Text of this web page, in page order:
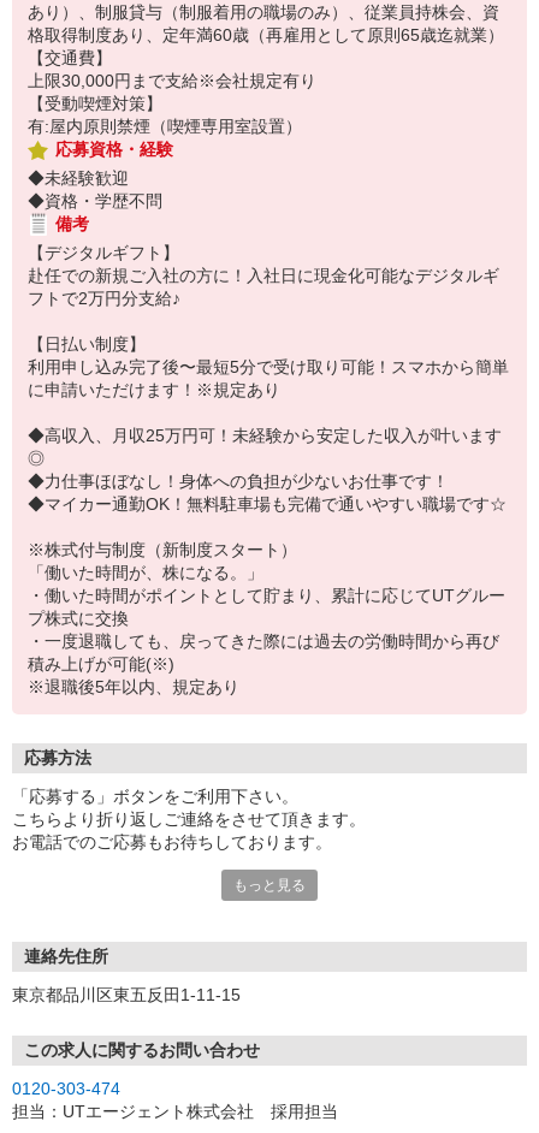
あり）、制服貸与（制服着用の職場のみ）、従業員持株会、資
格取得制度あり、定年満60歳（再雇用として原則65歳迄就業）
【交通費】
上限30,000円まで支給※会社規定有り
【受動喫煙対策】
有:屋内原則禁煙（喫煙専用室設置）
応募資格・経験
◆未経験歓迎
◆資格・学歴不問
備考
【デジタルギフト】
赴任での新規ご入社の方に！入社日に現金化可能なデジタルギ
フトで2万円分支給♪
【日払い制度】
利用申し込み完了後〜最短5分で受け取り可能！スマホから簡単
に申請いただけます！※規定あり
◆高収入、月収25万円可！未経験から安定した収入が叶います
◎
◆力仕事ほぼなし！身体への負担が少ないお仕事です！
◆マイカー通勤OK！無料駐車場も完備で通いやすい職場です☆
※株式付与制度（新制度スタート）
「働いた時間が、株になる。」
・働いた時間がポイントとして貯まり、累計に応じてUTグルー
プ株式に交換
・一度退職しても、戻ってきた際には過去の労働時間から再び
積み上げが可能(※)
※退職後5年以内、規定あり
応募方法
「応募する」ボタンをご利用下さい。
こちらより折り返しご連絡をさせて頂きます。
お電話でのご応募もお待ちしております。
ますことをご了承ください。
す。
そちらからの面接予約は可能となりますので、ぜひご利用ください
ませ。
もっと見る
連絡先住所
東京都品川区東五反田1-11-15
この求人に関するお問い合わせ
0120-303-474
担当：UTエージェント株式会社 採用担当